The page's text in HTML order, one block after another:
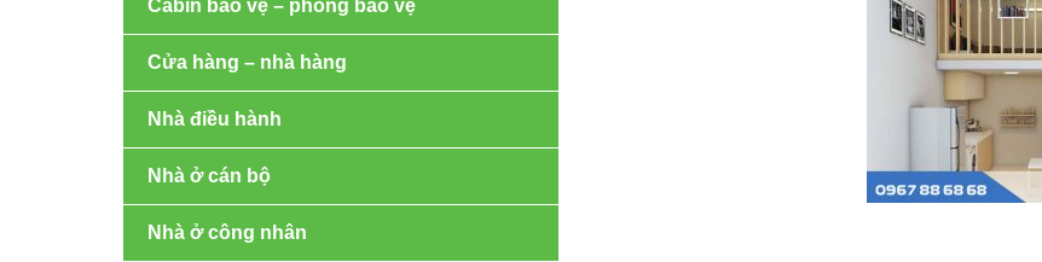
Cabin bảo vệ – phòng bảo vệ
Cửa hàng – nhà hàng
Nhà điều hành
Nhà ở cán bộ
Nhà ở công nhân